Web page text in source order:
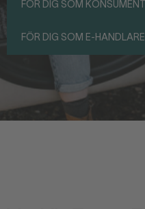
FÖR DIG SOM KONSUMENT
FÖR DIG SOM E-HANDLARE